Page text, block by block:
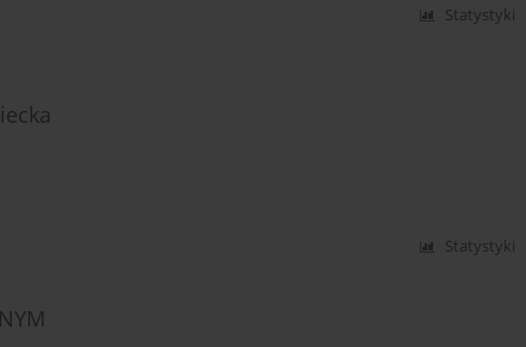
Statystyki
Statystyki